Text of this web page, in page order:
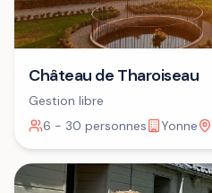
Château de Tharoiseau
Gestion libre
6 - 30 personnes
Yonne